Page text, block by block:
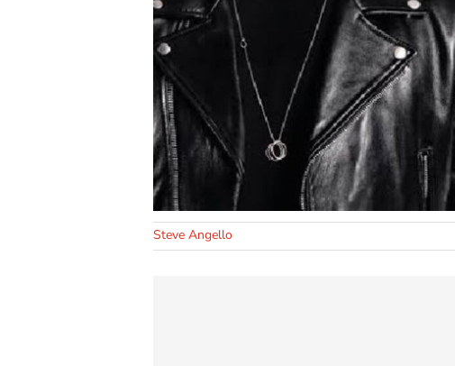
Steve Angello